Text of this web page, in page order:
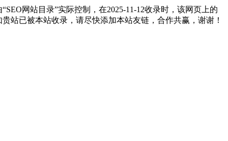
网站目录”实际控制，在2025-11-12收录时，该网页上的
站已被本站收录，请尽快添加本站友链，合作共赢，谢谢！